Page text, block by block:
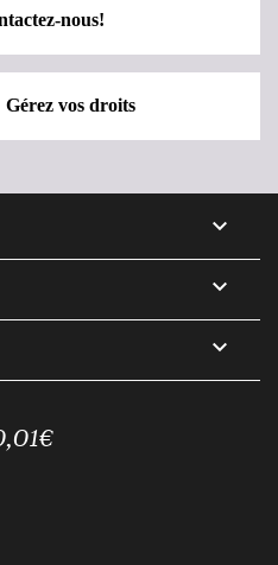
nous!
Gérez vos droits


